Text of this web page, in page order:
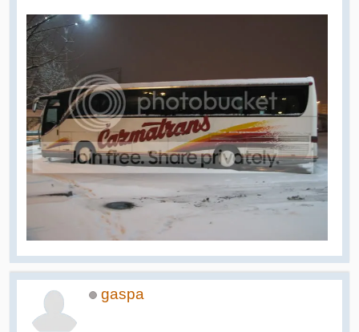
gaspa